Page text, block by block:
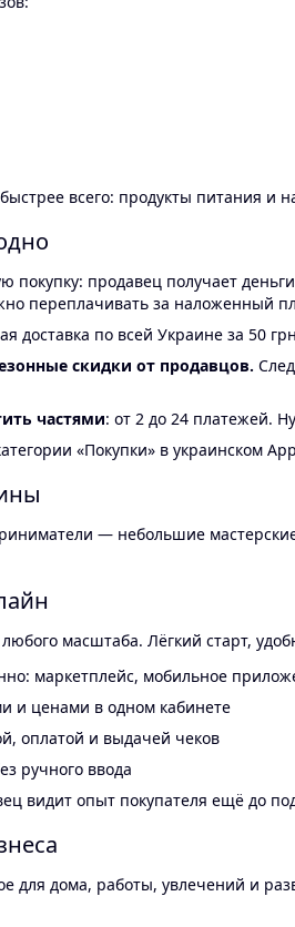
всего: продукты питания
продавец получает
переплачивать за наложенный
доставка по всей Украине за 50
скидки от продавцов.
частями: от 2 до 24 платежей.
«Покупки» в украинском
— небольшие
масштаба. Лёгкий старт,
маркетплейс, мобильное
и ценами в одном кабинете
оплатой и выдачей чеков
ручного ввода
видит опыт покупателя ещё до
для дома, работы, увлечений и